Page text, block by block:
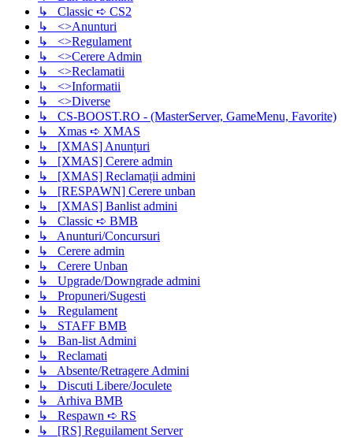
↳ Classic ➪ CS2
↳ <>Anunturi
↳ <>Regulament
↳ <>Cerere Admin
↳ <>Reclamatii
↳ <>Informatii
↳ <>Diverse
↳ CS-BOOST.RO - (MasterServer, GameMenu, Favorite)
↳ Xmas ➪ XMAS
↳ [XMAS] Anunțuri
↳ [XMAS] Cerere admin
↳ [XMAS] Reclamații admini
↳ [RESPAWN] Cerere unban
↳ [XMAS] Banlist admini
↳ Classic ➪ BMB
↳ Anunturi/Concursuri
↳ Cerere admin
↳ Cerere Unban
↳ Upgrade/Downgrade admini
↳ Propuneri/Sugesti
↳ Regulament
↳ STAFF BMB
↳ Ban-list Admini
↳ Reclamati
↳ Absente/Retragere Admini
↳ Discuti Libere/Joculete
↳ Arhiva BMB
↳ Respawn ➪ RS
↳ [RS] Reguilament Server